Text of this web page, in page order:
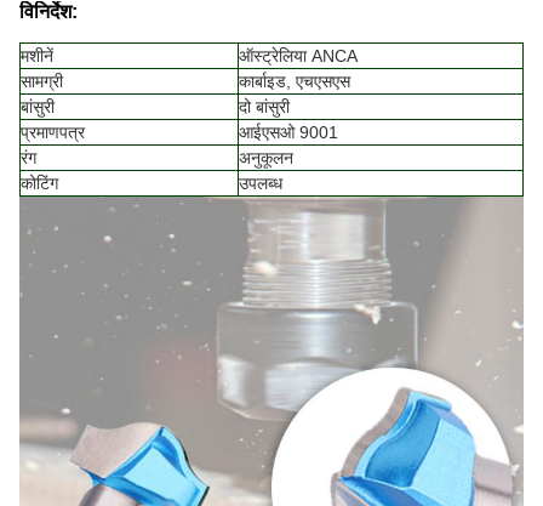
विनिर्देश:
मशीनें
ऑस्ट्रेलिया ANCA
सामग्री
कार्बाइड, एचएसएस
बांसुरी
दो बांसुरी
प्रमाणपत्र
आईएसओ 9001
रंग
अनुकूलन
कोटिंग
उपलब्ध